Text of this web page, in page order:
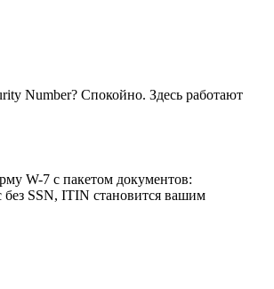
Number? Спокойно. Здесь работают
W-7 с пакетом документов:
без SSN, ITIN становится вашим